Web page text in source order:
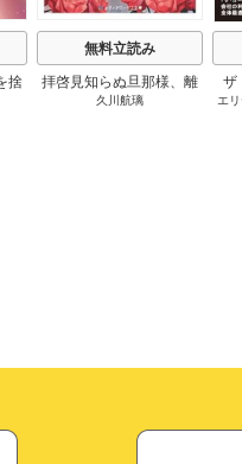
捨
無料立読み
拝啓見知らぬ旦那様、離
婚していただきます
久川航璃
ザ
エ